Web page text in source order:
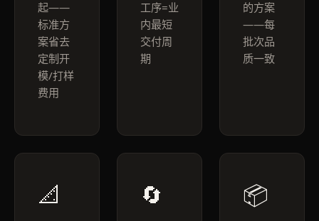
起——
标准方
案省去
定制开
模/打样
费用
工序=业
内最短
交付周
期
的方案
——每
批次品
质一致
📐 🔄 📦